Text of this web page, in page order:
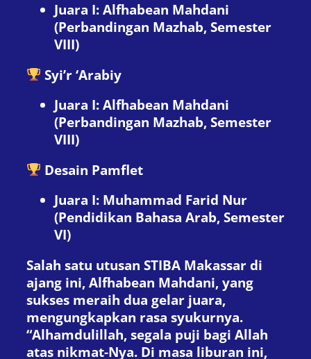
Juara I: Alfhabean Mahdani
(Perbandingan Mazhab, Semester
VIII)
Syi’r ‘Arabiy
Juara I: Alfhabean Mahdani
(Perbandingan Mazhab, Semester
VIII)
Desain Pamflet
Juara I: Muhammad Farid Nur
(Pendidikan Bahasa Arab, Semester
VI)
Salah satu utusan STIBA Makassar di
ajang ini, Alfhabean Mahdani, yang
sukses meraih dua gelar juara,
mengungkapkan rasa syukurnya.
“Alhamdulillah, segala puji bagi Allah
atas nikmat-Nya. Di masa liburan ini,